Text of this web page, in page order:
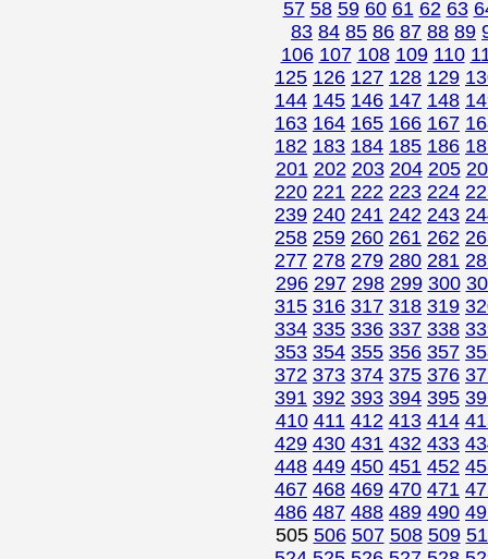
57 58 59 60 61 62 63
83 84 85 86 87 88 89
106 107 108 109 110
125 126 127 128 129
144 145 146 147 148
163 164 165 166 167
182 183 184 185 186
201 202 203 204 205
220 221 222 223 224
239 240 241 242 243
258 259 260 261 262
277 278 279 280 281
296 297 298 299 300
315 316 317 318 319
334 335 336 337 338
353 354 355 356 357
372 373 374 375 376
391 392 393 394 395
410 411 412 413 414
429 430 431 432 433
448 449 450 451 452
467 468 469 470 471
486 487 488 489 490
505 506 507 508 509